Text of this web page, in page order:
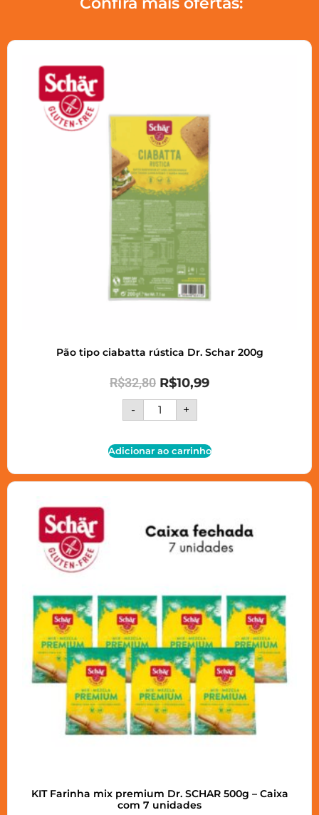
Pão tipo ciabatta rústica Dr. Schar 200g
R$32,80 R$10,99
- +
Adicionar ao carrinho
KIT Farinha mix premium Dr. SCHAR 500g – Caixa
com 7 unidades